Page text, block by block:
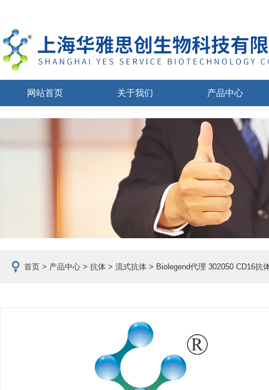
网站首页 关于我们 产品中心
首页 > 产品中心 > 抗体 > 流式抗体 > Biolegend代理 302050 CD16抗